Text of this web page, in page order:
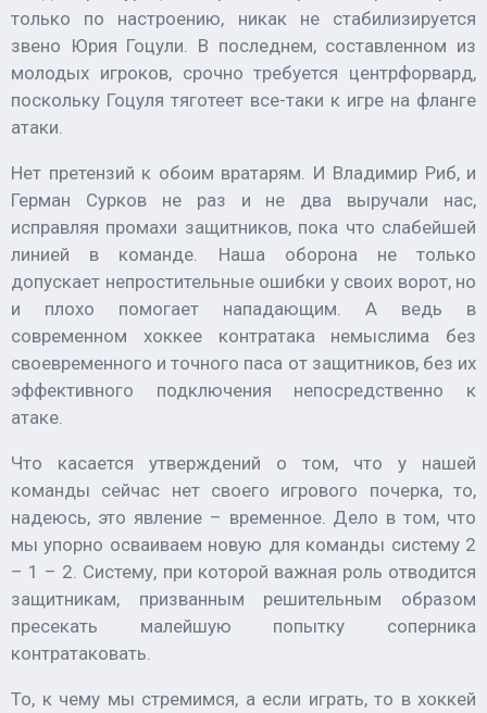
только по настроению, никак не стабилизируется
звено Юрия Гоцули. В последнем, составленном из
молодых игроков, срочно требуется центрфорвард,
поскольку Гоцуля тяготеет все-таки к игре на фланге
атаки.
Нет претензий к обоим вратарям. И Владимир Риб, и
Герман Сурков не раз и не два выручали нас,
исправляя промахи защитников, пока что слабейшей
линией в команде. Наша оборона не только
допускает непростительные ошибки у своих ворот, но
и плохо помогает нападающим. А ведь в
современном хоккее контратака немыслима без
своевременного и точного паса от защитников, без их
эффективного подключения непосредственно к
атаке.
Что касается утверждений о том, что у нашей
команды сейчас нет своего игрового почерка, то,
надеюсь, это явление – временное. Дело в том, что
мы упорно осваиваем новую для команды систему 2
– 1 – 2. Систему, при которой важная роль отводится
защитникам, призванным решительным образом
пресекать малейшую попытку соперника
контратаковать.
То, к чему мы стремимся, а если играть, то в хоккей